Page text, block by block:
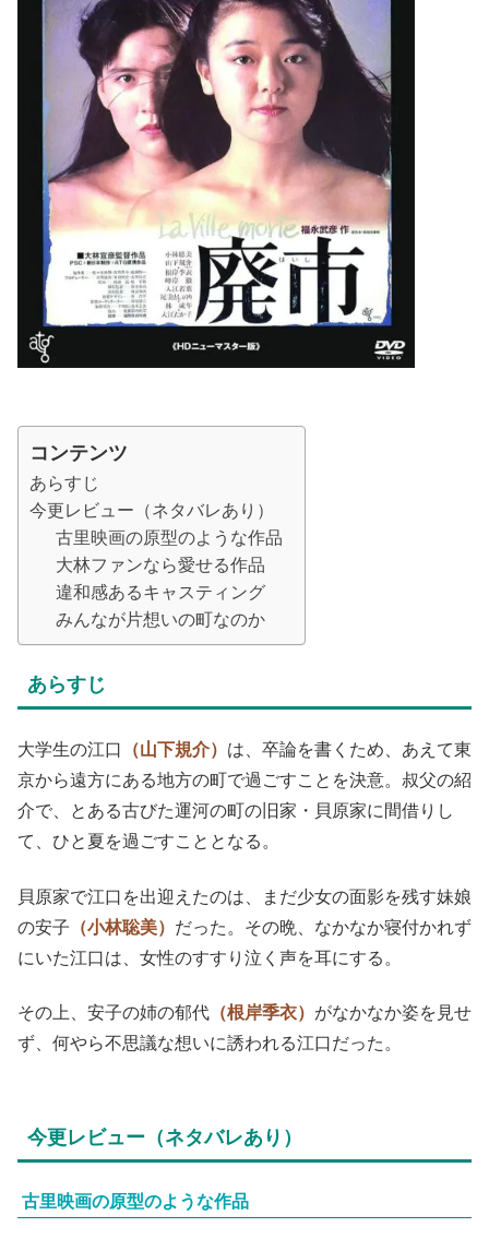
コンテンツ
あらすじ
今更レビュー（ネタバレあり）
古里映画の原型のような作品
大林ファンなら愛せる作品
違和感あるキャスティング
みんなが片想いの町なのか
あらすじ
大学生の江口 （山下規介） は、卒論を書くため、あえて東
京から遠方にある地方の町で過ごすことを決意。叔父の紹
介で、とある古びた運河の町の旧家・貝原家に間借りし
て、ひと夏を過ごすこととなる。
貝原家で江口を出迎えたのは、まだ少女の面影を残す妹娘
の安子 （小林聡美） だった。その晩、なかなか寝付かれず
にいた江口は、女性のすすり泣く声を耳にする。
その上、安子の姉の郁代 （根岸季衣） がなかなか姿を見せ
ず、何やら不思議な想いに誘われる江口だった。
今更レビュー（ネタバレあり）
古里映画の原型のような作品